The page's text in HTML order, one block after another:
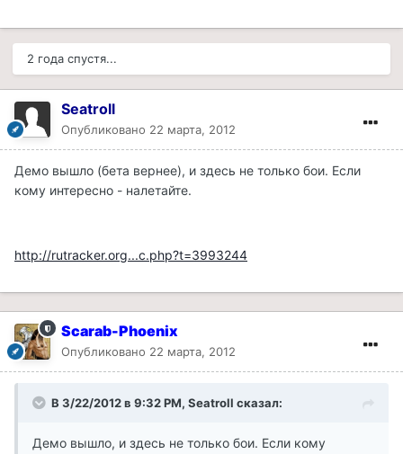
2 года спустя...
Seatroll
Опубликовано 22 марта, 2012
Демо вышло (бета вернее), и здесь не только бои. Если
кому интересно - налетайте.
http://rutracker.org...c.php?t=3993244
Scarab-Phoenix
Опубликовано 22 марта, 2012
В 3/22/2012 в 9:32 PM, Seatroll сказал:
Демо вышло, и здесь не только бои. Если кому